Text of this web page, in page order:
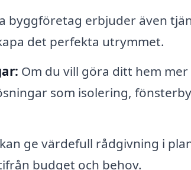
byggföretag erbjuder även
det perfekta utrymmet.
Om du vill göra ditt hem
som isolering,
ge värdefull rådgivning i
budget och behov.